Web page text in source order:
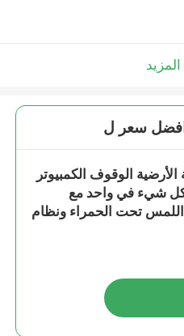
سعر ل
الأرضية الوقوف الكمبيوتر
شيء في واحد مع
تحت الحمراء ونظام